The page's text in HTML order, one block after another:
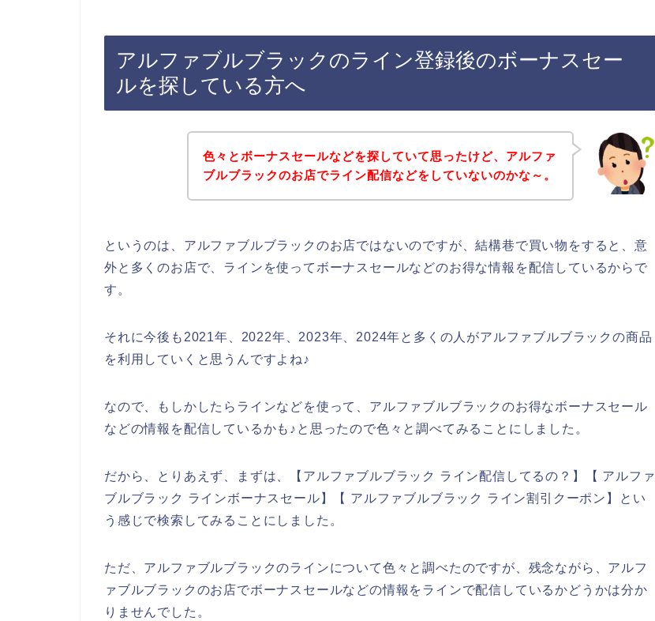
アルファブルブラックのライン登録後のボーナスセー
ルを探している方へ
色々とボーナスセールなどを探していて思ったけど、アルファ
ブルブラックのお店でライン配信などをしていないのかな～。
というのは、アルファブルブラックのお店ではないのですが、結構巷で買い物をすると、意
外と多くのお店で、ラインを使ってボーナスセールなどのお得な情報を配信しているからで
す。
それに今後も2021年、2022年、2023年、2024年と多くの人がアルファブルブラックの商品
を利用していくと思うんですよね♪
なので、もしかしたらラインなどを使って、アルファブルブラックのお得なボーナスセール
などの情報を配信しているかも♪と思ったので色々と調べてみることにしました。
だから、とりあえず、まずは、【アルファブルブラック ライン配信してるの？】【 アルファ
ブルブラック ラインボーナスセール】【 アルファブルブラック ライン割引クーポン】とい
う感じで検索してみることにしました。
ただ、アルファブルブラックのラインについて色々と調べたのですが、残念ながら、アルフ
ァブルブラックのお店でボーナスセールなどの情報をラインで配信しているかどうかは分か
りませんでした。